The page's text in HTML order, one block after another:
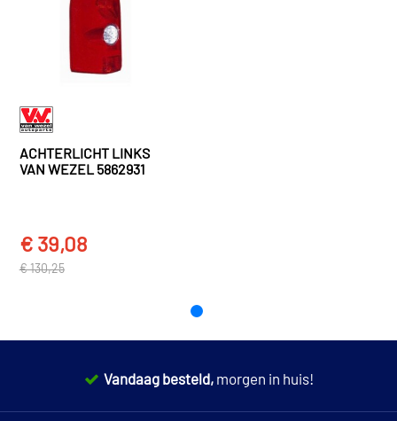
Lichtschijfkleur knipperlicht
Herth+Buss Elparts
Spilu 435049
Crafter
CRAFTER 30-50 Bestelwagen (2E_) (2006 - 2016)
ACHTERLICHT LINKS
VAN WEZEL 5862931
€ 39,08
€ 130,25
Vandaag besteld, morgen in huis!